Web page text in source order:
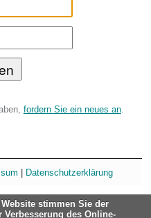
fordern Sie ein neues an.
| Datenschutzerklärung
stimmen Sie der
des Online-